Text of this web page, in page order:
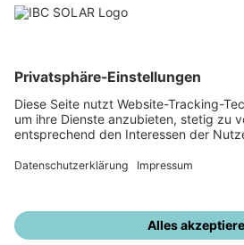
Dann registrieren Sie sich jetzt!
Unsere weiteren
IBC SOLAR Webseite